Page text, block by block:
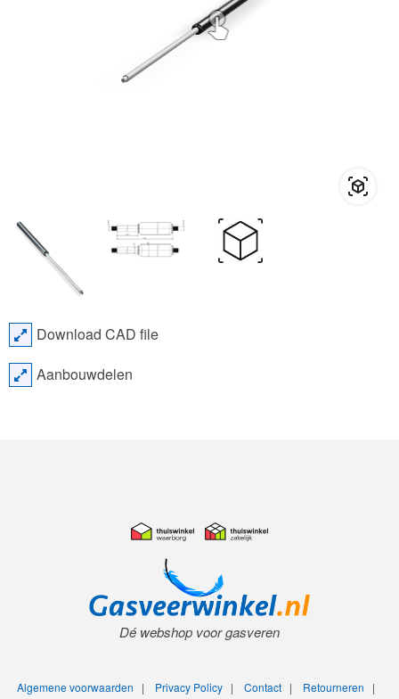
Download CAD file
Aanbouwdelen
Dé webshop voor gasveren
Algemene voorwaarden | Privacy Policy| Contact| Retourneren |